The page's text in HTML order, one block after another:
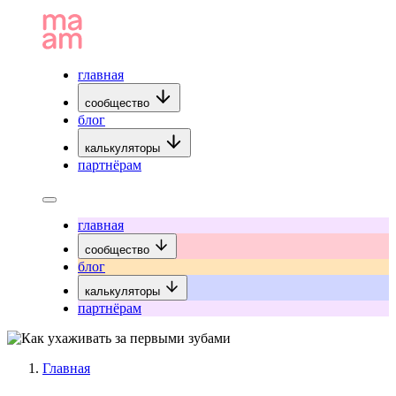
главная
сообщество
блог
калькуляторы
партнёрам
главная
сообщество
блог
калькуляторы
партнёрам
Главная